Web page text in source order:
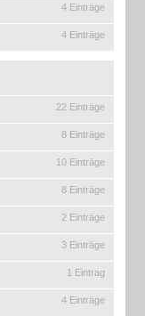
4 Einträge
4 Einträge
22 Einträge
8 Einträge
10 Einträge
8 Einträge
2 Einträge
3 Einträge
1 Eintrag
4 Einträge